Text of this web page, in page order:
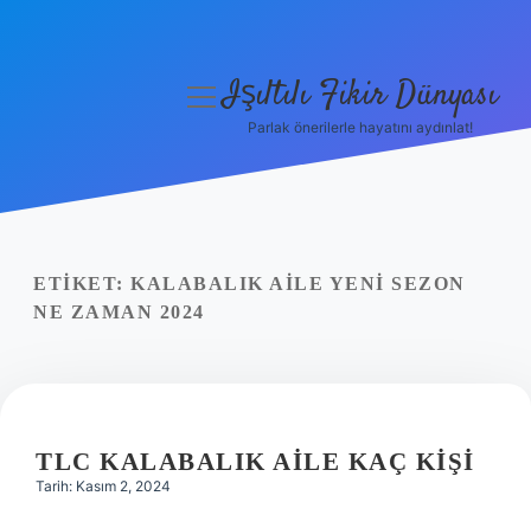
Yasal Uyarı
menüyüIşıltılı Fikir Dünyası
Parlak önerilerle hayatını aydınlat!
ETIKET: KALABALIK AILE YENI SEZON
NE ZAMAN 2024
TLC KALABALIK AILE KAÇ KIŞI
Tarih: Kasım 2, 2024